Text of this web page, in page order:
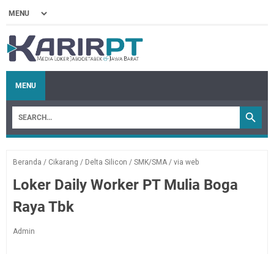
MENU
Beranda / Cikarang / Delta Silicon / SMK/SMA / via web
Loker Daily Worker PT Mulia Boga
Raya Tbk
Admin